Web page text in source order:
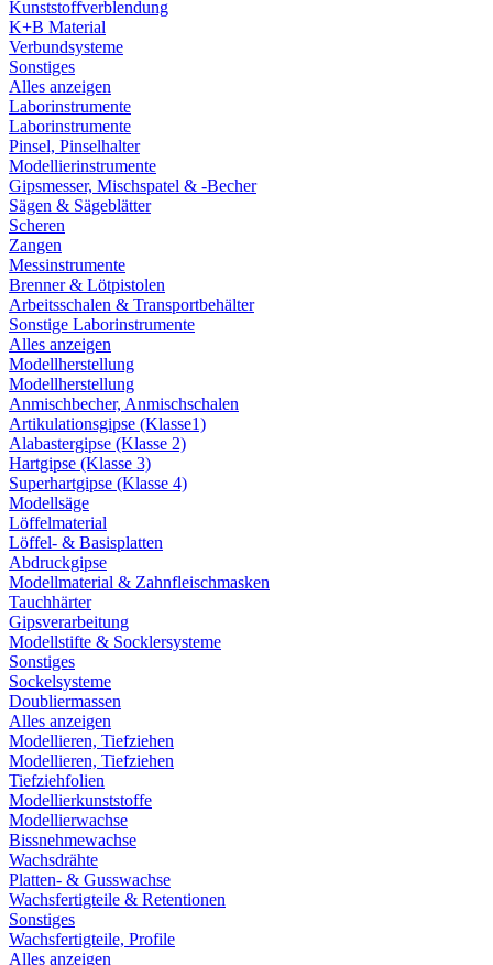
Kunststoffverblendung
K+B Material
Verbundsysteme
Sonstiges
Alles anzeigen
Laborinstrumente
Laborinstrumente
Pinsel, Pinselhalter
Modellierinstrumente
Gipsmesser, Mischspatel & -Becher
Sägen & Sägeblätter
Scheren
Zangen
Messinstrumente
Brenner & Lötpistolen
Arbeitsschalen & Transportbehälter
Sonstige Laborinstrumente
Alles anzeigen
Modellherstellung
Modellherstellung
Anmischbecher, Anmischschalen
Artikulationsgipse (Klasse1)
Alabastergipse (Klasse 2)
Hartgipse (Klasse 3)
Superhartgipse (Klasse 4)
Modellsäge
Löffelmaterial
Löffel- & Basisplatten
Abdruckgipse
Modellmaterial & Zahnfleischmasken
Tauchhärter
Gipsverarbeitung
Modellstifte & Socklersysteme
Sonstiges
Sockelsysteme
Doubliermassen
Alles anzeigen
Modellieren, Tiefziehen
Modellieren, Tiefziehen
Tiefziehfolien
Modellierkunststoffe
Modellierwachse
Bissnehmewachse
Wachsdrähte
Platten- & Gusswachse
Wachsfertigteile & Retentionen
Sonstiges
Wachsfertigteile, Profile
Alles anzeigen